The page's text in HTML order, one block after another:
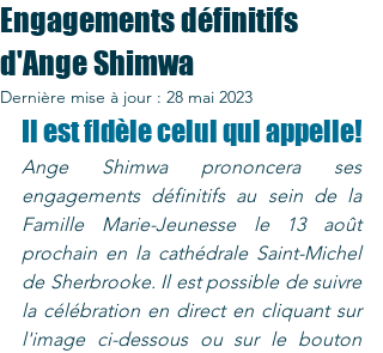
Engagements définitifs
d'Ange Shimwa
Dernière mise à jour : 28 mai 2023
Il est fidèle celui qui appelle!
Ange Shimwa prononcera ses
engagements définitifs au sein de la
Famille Marie-Jeunesse le 13 août
prochain en la cathédrale Saint-Michel
de Sherbrooke. Il est possible de suivre
la célébration en direct en cliquant sur
l'image ci-dessous ou sur le bouton